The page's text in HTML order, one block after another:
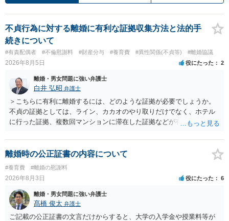
不貞行為に対する離婚に有利な証拠収集方法と法的手
続きについて
#有責配偶者 #不倫慰謝料 #財産分与 #養育費 #異性関係(不貞等) #離婚協議
2026年8月5日 役にたった 2
離婚・男女問題に強い弁護士
白井 弘昭 弁護士
＞こちらに有利に離婚するには、どのような証拠が必要でしょうか。
不貞の証拠としては、ライン、カカオのやり取りだけでなく、ホテル
に行った証拠、複数回マンションに滞在した証拠などが有効です。 不
婚する、慰謝料をとるなど）ことができると思われます。 ただし、不
貞発覚後、長期間同居を続けると、不貞を許したとの評価につながる
離婚時の公正証書の内容について
#養育費 #離婚の慰謝料
2026年8月3日 役にたった 6
離婚・男女問題に強い弁護士
髙橋 俊太 弁護士
ご記載の公正証書の文言だけからすると、大学の入学金や授業料等が